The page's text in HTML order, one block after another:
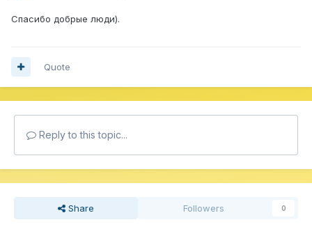
Спасибо добрые люди).
Quote
Reply to this topic...
Share Followers 0